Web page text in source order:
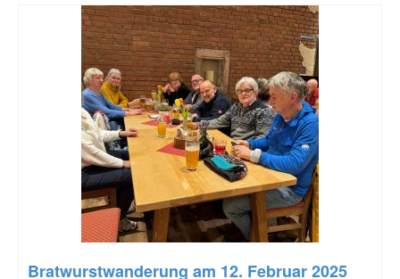
Bratwurstwanderung am 12. Februar 2025